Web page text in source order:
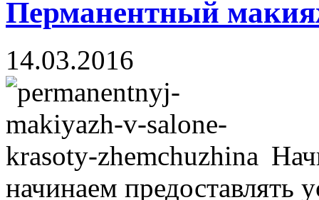
Перманентный
14.03.2016
начинаем предоставлять